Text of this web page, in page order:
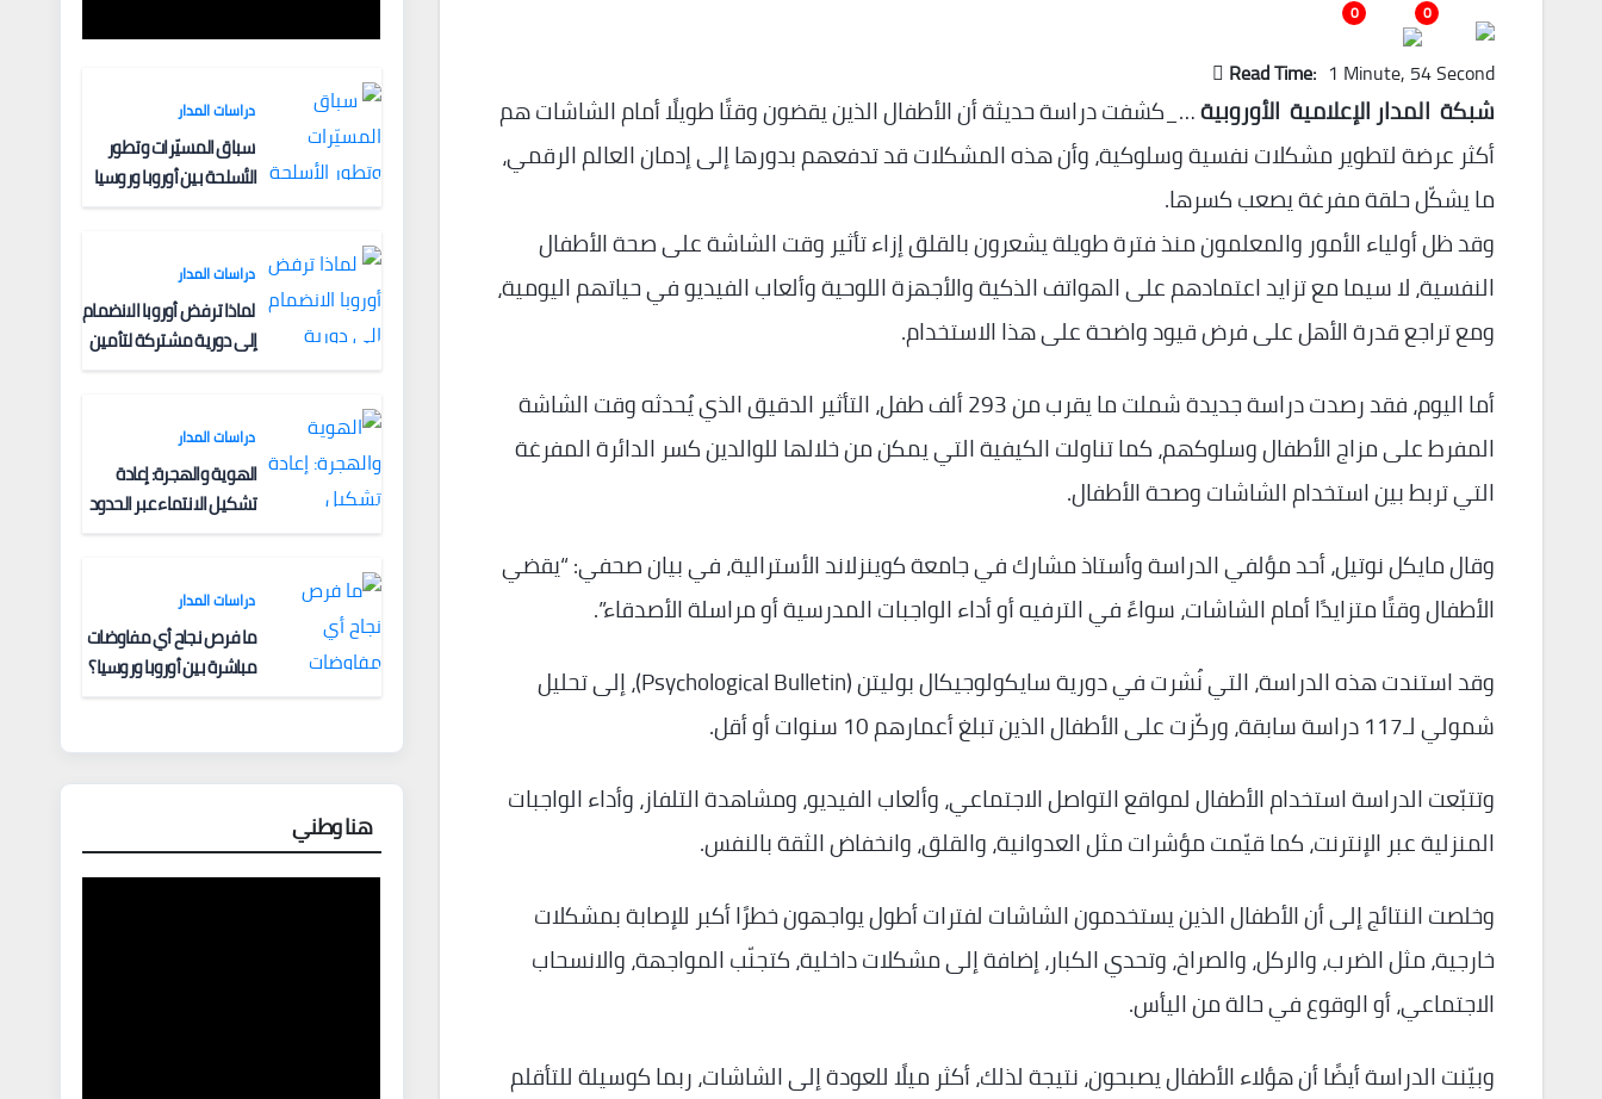
0
0
Read Time: 1 Minute, 54 Second
شبكة المدار الإعلامية الأوروبية…_كشفت دراسة حديثة أن الأطفال الذين يقضون وقتًا طويلًا أمام الشاشات هم
أكثر عرضة لتطوير مشكلات نفسية وسلوكية، وأن هذه المشكلات قد تدفعهم بدورها إلى إدمان العالم الرقمي،
ما يشكّل حلقة مفرغة يصعب كسرها.
وقد ظل أولياء الأمور والمعلمون منذ فترة طويلة يشعرون بالقلق إزاء تأثير وقت الشاشة على صحة الأطفال
النفسية، لا سيما مع تزايد اعتمادهم على الهواتف الذكية والأجهزة اللوحية وألعاب الفيديو في حياتهم اليومية،
ومع تراجع قدرة الأهل على فرض قيود واضحة على هذا الاستخدام.
أما اليوم، فقد رصدت دراسة جديدة شملت ما يقرب من 293 ألف طفل، التأثير الدقيق الذي يُحدثه وقت الشاشة
المفرط على مزاج الأطفال وسلوكهم، كما تناولت الكيفية التي يمكن من خلالها للوالدين كسر الدائرة المفرغة
التي تربط بين استخدام الشاشات وصحة الأطفال.
وقال مايكل نوتيل، أحد مؤلفي الدراسة وأستاذ مشارك في جامعة كوينزلاند الأسترالية، في بيان صحفي: “يقضي
الأطفال وقتًا متزايدًا أمام الشاشات، سواءً في الترفيه أو أداء الواجبات المدرسية أو مراسلة الأصدقاء”.
وقد استندت هذه الدراسة، التي نُشرت في دورية سايكولوجيكال بوليتن (Psychological Bulletin)، إلى تحليل
شمولي لـ117 دراسة سابقة، وركّزت على الأطفال الذين تبلغ أعمارهم 10 سنوات أو أقل.
وتتبّعت الدراسة استخدام الأطفال لمواقع التواصل الاجتماعي، وألعاب الفيديو، ومشاهدة التلفاز، وأداء الواجبات
المنزلية عبر الإنترنت، كما قيّمت مؤشرات مثل العدوانية، والقلق، وانخفاض الثقة بالنفس.
وخلصت النتائج إلى أن الأطفال الذين يستخدمون الشاشات لفترات أطول يواجهون خطرًا أكبر للإصابة بمشكلات
خارجية، مثل الضرب، والركل، والصراخ، وتحدي الكبار، إضافة إلى مشكلات داخلية، كتجنّب المواجهة، والانسحاب
الاجتماعي، أو الوقوع في حالة من اليأس.
وبيّنت الدراسة أيضًا أن هؤلاء الأطفال يصبحون، نتيجة لذلك، أكثر ميلًا للعودة إلى الشاشات، ربما كوسيلة للتأقلم
الفكرية وآليات
التعبئة دراسات المدار
سباق المسيّرات وتطور
الأسلحة بين أوروبا وروسيا
دراسات المدار
لماذا ترفض أوروبا الانضمام
إلى دورية مشتركة لتأمين
دراسات المدار
الهوية والهجرة: إعادة
تشكيل الانتماء عبر الحدود
دراسات المدار
ما فرص نجاح أي مفاوضات
مباشرة بين أوروبا وروسيا؟
هنا وطني